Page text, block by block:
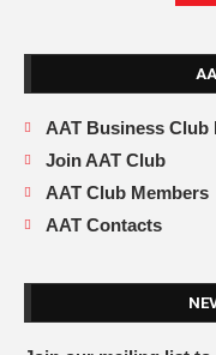
AAT Business Club
Join AAT Club
AAT Club Members
AAT Contacts